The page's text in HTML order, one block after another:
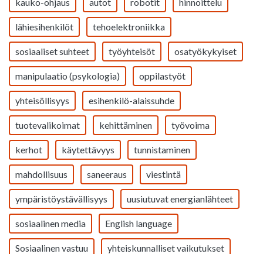
lähiesihenkilöt tehoelektroniikka
sosiaaliset suhteet työyhteisöt osatyökykyiset
manipulaatio (psykologia) oppilastyöt
yhteisöllisyys esihenkilö-alaissuhde
tuotevalikoimat kehittäminen työvoima
kerhot käytettävyys tunnistaminen
mahdollisuus saneeraus viestintä
ympäristöystävällisyys uusiutuvat energianlähteet
sosiaalinen media English language
Sosiaalinen vastuu yhteiskunnalliset vaikutukset